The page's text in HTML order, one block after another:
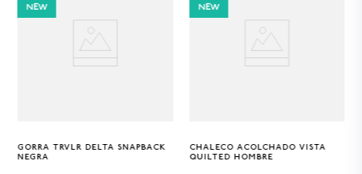
NEW
GORRA TRVLR DELTA SNAPBACK
NEGRA
Única
NEW
CHALECO ACOLCHADO VISTA
QUILTED HOMBRE
S M XL